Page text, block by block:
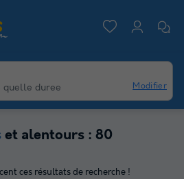
quelle duree Modifier
et alentours : 80
ces résultats de recherche !